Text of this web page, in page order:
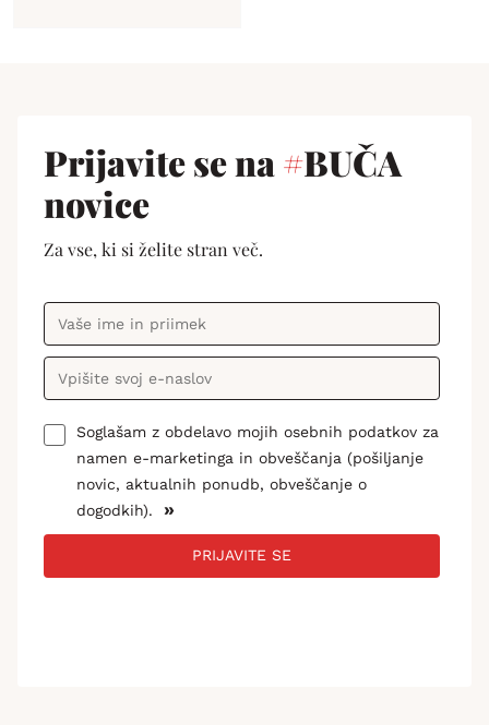
Prijavite se na#BUČA
novice
Za vse, ki si želite stran več.
Soglašam z obdelavo mojih osebnih podatkov za
namen e-marketinga in obveščanja (pošiljanje
novic, aktualnih ponudb, obveščanje o
dogodkih).
»
PRIJAVITE SE